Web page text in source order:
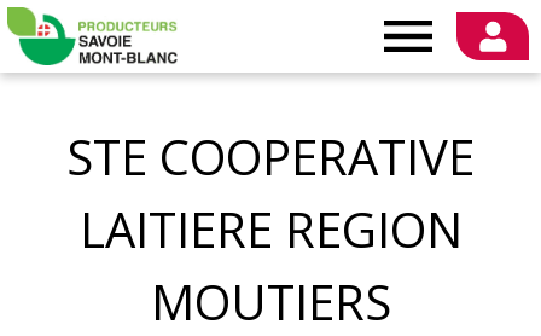
Mont-
Blanc
STE COOPERATIVE
LAITIERE REGION
MOUTIERS